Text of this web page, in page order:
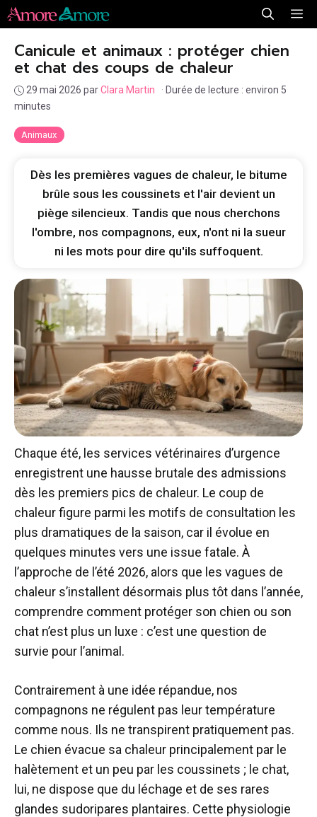
Aller
au
contenu
Animaux
Canicule et animaux : protéger chien
et chat des coups de chaleur
29 mai 2026 parClara Martin · Durée de lecture : environ 5
minutes
Dès les premières vagues de chaleur, le bitume
brûle sous les coussinets et l'air devient un
piège silencieux. Tandis que nous cherchons
l'ombre, nos compagnons, eux, n'ont ni la sueur
ni les mots pour dire qu'ils suffoquent.
Chaque été, les services vétérinaires d’urgence
enregistrent une hausse brutale des admissions
dès les premiers pics de chaleur. Le coup de
chaleur figure parmi les motifs de consultation les
plus dramatiques de la saison, car il évolue en
quelques minutes vers une issue fatale. À
l’approche de l’été 2026, alors que les vagues de
chaleur s’installent désormais plus tôt dans l’année,
comprendre comment protéger son chien ou son
chat n’est plus un luxe : c’est une question de
survie pour l’animal.
Contrairement à une idée répandue, nos
compagnons ne régulent pas leur température
comme nous. Ils ne transpirent pratiquement pas.
Le chien évacue sa chaleur principalement par le
halètement et un peu par les coussinets ; le chat,
lui, ne dispose que du léchage et de ses rares
glandes sudoripares plantaires. Cette physiologie